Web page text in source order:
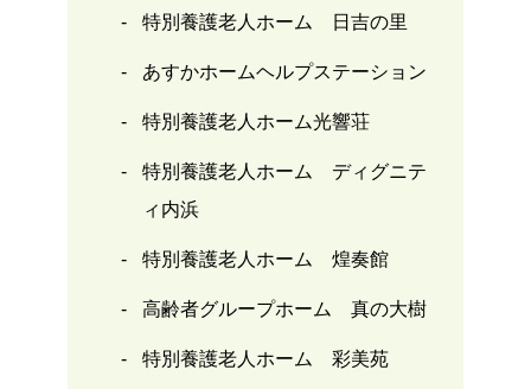
特別養護老人ホーム 日吉の里
あすかホームヘルプステーション
特別養護老人ホーム光響荘
特別養護老人ホーム ディグニテ
ィ内浜
特別養護老人ホーム 煌奏館
高齢者グループホーム 真の大樹
特別養護老人ホーム 彩美苑